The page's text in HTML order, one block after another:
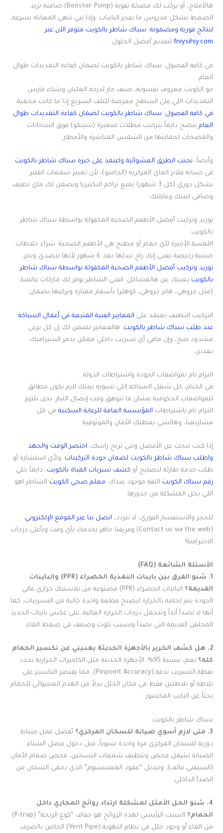
هالأملاح، أو يركب لك مضخة تقوية (Booster Pump) صامتة تزيد
الضغط بشكل مدروس ما يفجر البايبات. وإذا تبي تنهي المعاناة بسرعة،
لنتائج فورية ومضمونة: سباك شاطر بالكويت متوفر الآن عبر
fniysihiy.com لتقديم أفضل الحلول.
في كافة الفصول: سباك شاطر بالكويت لضمان كفاءة التمديدات طوال
العام
جو الكويت معروف بقسوته، صيف حار لدرجة الغليان وشتاء قارس.
التمديدات اللي على السطح معرضة للتلف السريع إذا ما كانت محمية.
في كافة الفصول: سباك شاطر بالكويت لضمان كفاءة التمديدات طوال
العام ينصح دايماً بتركيب مظلات صغيرة (شينكو) فوق السخانات
والمضخات لحمايتها من الشمس المباشرة والأمطار.
وأيضاً، تجنب الطرق العشوائية واعتمد على خبرة سباك شاطر بالكويت
في صيانة فلاتر الماي المركزية (الجامبو)، لأن تغيير شمعات الفلتر
بشكل دوري (كل 3 شهور) يمنع تراكم البكتيريا ويضمن لك ماي نظيف
وصافي لبيتك وعايلتك.
توريد وتركيب أفضل الأطقم الصحية المكفولة بواسطة سباك شاطر
بالكويت
اللمسة الأخيرة لأي حمام أو مطبخ هي الأطقم الصحية. شراء خلاطات
صينية رخيصة يعني إنك راح تبدلها بعد 6 شهور لأنها بتصدي وتخر.
توريد وتركيب أفضل الأطقم الصحية المكفولة بواسطة سباك شاطر
بالكويت يغنيك عن هالمشاكل. الفني الشاطر يوفر لك ماركات عالمية
(مثل جروهي، هانز جروهي، كوهلر) بأسعار ممتازة ويركبها بضمان.
التركيب النظيف يعتمد على المعايير الفنية المتبعة في أعمال السباكة
عند طلب سباك شاطر بالكويت. هالمعايير تضمن لك إن كل برغي
مشدود صح، وإن مافي أي تسريب داخلي ممكن يدمر السيراميك
بعدين.
التزام تام بمواصفات الجودة واشتراطات الدولة
في الختام، كل شغل السباكة اللي تسويه ببيتك لازم يكون مطابق
للمواصفات الحكومية عشان ما تتوهق وقت إيصال التيار. نحن نلتزم
التزام تام باشتراطات المؤسسة العامة للرعاية السكنية في كل
مشاريعنا، وهالشي يعطيك الأمان والموثوقية.
إذا كنت تبحث عن الأفضل وتبي تريح راسك، اختصر الوقت والجهد
واطلب سباك شاطر بالكويت لضمان جودة التركيبات. ولأي استشارة أو
طلب خدمة طارئة لتصليح أو كشف تسربات المياة بالكويت، دايماً خلي
رقم سباك الكويت الثقة موجود عندك. معلم صحي الكويت الشاطر اهو
اللي يحل المشكلة من جذورها.
للحجز والاستفسار الفوري، لا تتردد، اتصل بنا عبر الموقع الإلكتروني
(Contact us via the web) وفريقنا جاهز يخدمك بأي وقت وبأعلى درجات
الاحترافية!
الأسئلة الشائعة (FAQ)
1. شنو الفرق بين بايبات التغذية الخضراء (PPR) والبايبات
القديمة؟
البايبات الخضراء (PPR) مصنوعة من بلاستيك حراري عالي
الجودة يتم لحامه بالحرارة ليصبح قطعة واحدة خالية من التسريبات، كما
أنها لا تصدأ أبداً وتتحمل درجات الحرارة العالية، على عكس بايبات الحديد
المجلفن القديمة التي تصدأ وتسبب تلوث وضعف في ضغط الماء.
2. هل كشف الخرير بالأجهزة الحديثة يغنيني عن تكسير الحمام
كله؟
نعم، بنسبة 95%. الأجهزة الحديثة مثل الكاميرات الحرارية تحدد
نقطة التسريب بدقة (Pinpoint Accuracy)، مما يقتصر التكسير على
بلاطة أو بلاطتين فقط في مكان الخلل بدلاً من الهدم العشوائي للحمام
بحثاً عن البايب المكسور.
سباك شاطر بالكويت
3. متى لازم أسوي صيانة للسخان المركزي؟
يُفضل عمل صيانة
دورية للسخان المركزي مرة واحدة سنوياً، قبل دخول فصل الشتاء.
الصيانة تشمل فحص وتنظيف شمعات التسخين، فحص صمام الأمان
(السيفتي فالف)، وتبديل “عمود المغنيسيوم” الذي يحمي السخان من
الصدأ الداخلي.
4. شنو الحل الأمثل لمشكلة ارتداد روائح المجاري داخل
الحمام؟
السبب الرئيسي لهذه الروائح هو جفاف “كوع الريحة” (P-trap)
من الماء أو وجود خلل في نظام التهوية (Vent Pipe) الخاص بالصرف.